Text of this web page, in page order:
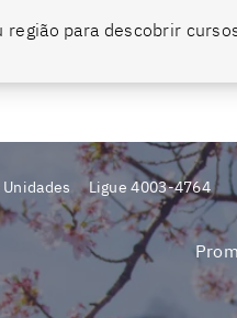
Ainda dá tempo de se tornar
região para descobrir
Unidades Ligue 4003-4764